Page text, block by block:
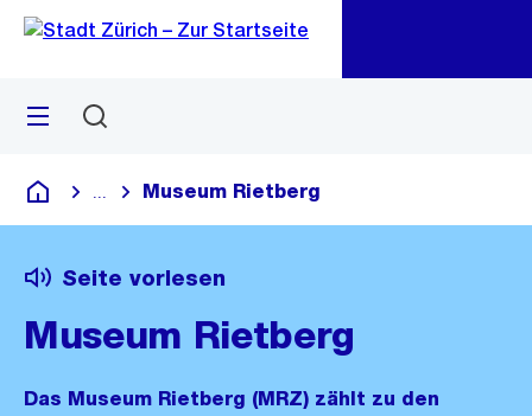
Navigation
Sprunglink
Menü
Deutsch
Blende alle Breadcrumbs ein
Museum Rietberg
Seite vorlesen
Museum Rietberg
Das Museum Rietberg (MRZ) zählt zu den